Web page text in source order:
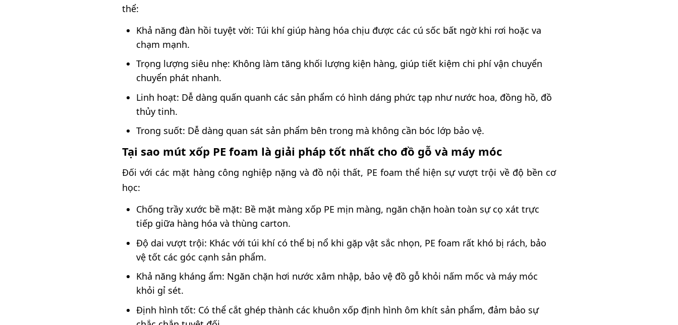
thể:
Khả năng đàn hồi tuyệt vời: Túi khí giúp hàng hóa chịu được các cú sốc bất ngờ khi rơi hoặc va
chạm mạnh.
Trọng lượng siêu nhẹ: Không làm tăng khối lượng kiện hàng, giúp tiết kiệm chi phí vận chuyển
chuyển phát nhanh.
Linh hoạt: Dễ dàng quấn quanh các sản phẩm có hình dáng phức tạp như nước hoa, đồng hồ, đồ
thủy tinh.
Trong suốt: Dễ dàng quan sát sản phẩm bên trong mà không cần bóc lớp bảo vệ.
Tại sao mút xốp PE foam là giải pháp tốt nhất cho đồ gỗ và máy móc
Đối với các mặt hàng công nghiệp nặng và đồ nội thất, PE foam thể hiện sự vượt trội về độ bền cơ
học:
Chống trầy xước bề mặt: Bề mặt màng xốp PE mịn màng, ngăn chặn hoàn toàn sự cọ xát trực
tiếp giữa hàng hóa và thùng carton.
Độ dai vượt trội: Khác với túi khí có thể bị nổ khi gặp vật sắc nhọn, PE foam rất khó bị rách, bảo
vệ tốt các góc cạnh sản phẩm.
Khả năng kháng ẩm: Ngăn chặn hơi nước xâm nhập, bảo vệ đồ gỗ khỏi nấm mốc và máy móc
khỏi gỉ sét.
Định hình tốt: Có thể cắt ghép thành các khuôn xốp định hình ôm khít sản phẩm, đảm bảo sự